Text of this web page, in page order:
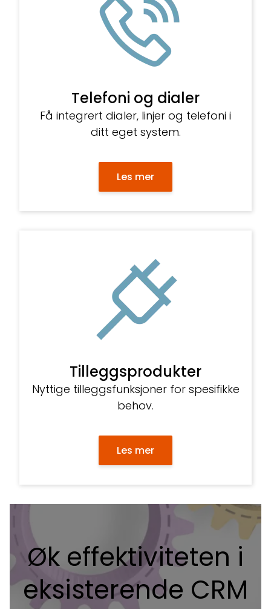
Telefoni og dialer
Få integrert dialer, linjer og telefoni i
ditt eget system.
Les mer
Tilleggsprodukter
Nyttige tilleggsfunksjoner for spesifikke
behov.
Les mer
Øk effektiviteten i
eksisterende CRM